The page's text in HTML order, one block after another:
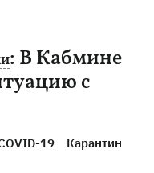
: В Кабмине
с
19
Карантин